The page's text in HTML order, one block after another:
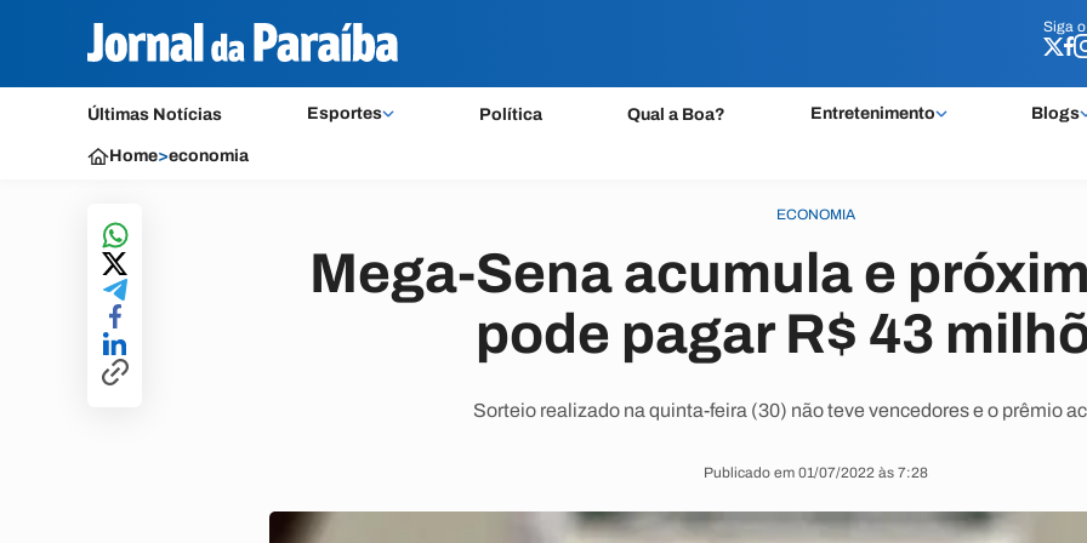
Siga o
Últimas Notícias Esportes Política Qual a Boa? Entretenimento Blogs
Siga o
Home>economia
ECONOMIA
Mega-Sena acumula e
pode pagar R$ 43
Sorteio realizado na quinta-feira (30) não teve vencedores e o prêmio
Publicado em 01/07/2022 às 7:28